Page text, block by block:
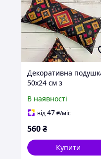
Декоративна
50х24 см з
етновізерунком,
бархатна, знімна
блискавці
В наявності
від47₴/міс
560₴
Купити